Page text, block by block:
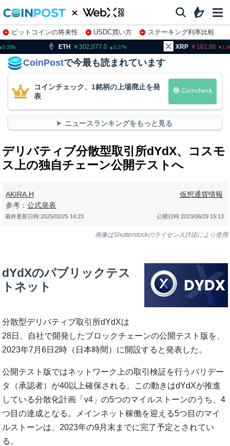
ビットコインの将来性 USDC買い方
ステーキング利率比較
株特集・関連銘柄
302,077.0 0.27 XRP 161.86 BNB
CoinPostで今最も読まれています
コインチェック、1銘柄の上場廃止を発
表
ニュースランキングをもっと見る
デリバティブ分散型取引所dYdX、コスモ
ス上の独自チェーン公開テストへ
AKIRA.H
参考：公式発表
仮想通貨情報
公開日時:2023/06/29 15:13
最終更新日時:2025/02/25 14:23
画像はShutterstockのライセンス許諾により使用
dYdXのパブリックテス
トネット
分散型デリバティブ取引所dYdXは
28日、自社で開発したブロックチェーンの公開テスト版を、
2023年7月6日2時（日本時間）に開設すると発表した。
公開テスト版ではネットワーク上の取引検証を行うバリデー
タ（承認者）が40以上確保される。この動きはdYdXが推進
している分散化計画「v4」の5つのマイルストーンのうち、4
つ目の達成となる。メインネット稼働を迎える5つ目のマイ
ルストーンは、2023年の9月末までに完了予定とされてい
る。